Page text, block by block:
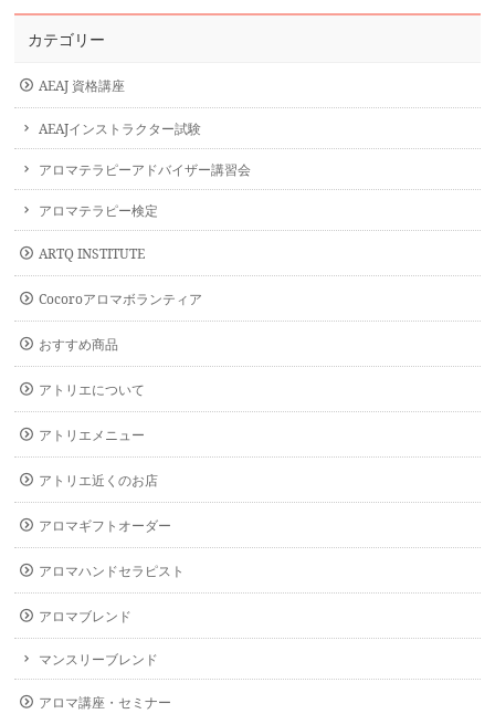
カテゴリー
AEAJ 資格講座
AEAJインストラクター試験
アロマテラピーアドバイザー講習会
アロマテラピー検定
ARTQ INSTITUTE
Cocoroアロマボランティア
おすすめ商品
アトリエについて
アトリエメニュー
アトリエ近くのお店
アロマギフトオーダー
アロマハンドセラピスト
アロマブレンド
マンスリーブレンド
アロマ講座・セミナー